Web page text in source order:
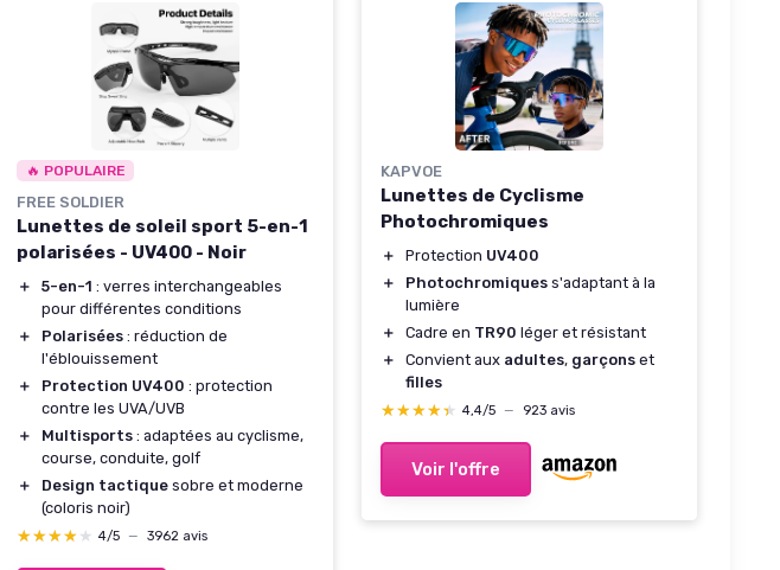
🔥 POPULAIRE
FREE SOLDIER
Lunettes de soleil sport 5-en-1
polarisées - UV400 - Noir
＋ 5-en-1 : verres interchangeables
pour différentes conditions
＋
Polarisées : réduction de
l'éblouissement
＋
Protection UV400 : protection
contre les UVA/UVB
＋
Multisports : adaptées au cyclisme,
course, conduite, golf
＋
Design tactique sobre et moderne
(coloris noir)
★★★★★
★★★★★ 4/5 — 3962 avis
KAPVOE
Lunettes de Cyclisme
Photochromiques
＋ Protection UV400
＋
Photochromiques s'adaptant à la
lumière
＋
Cadre en TR90 léger et résistant
＋
Convient aux adultes, garçons et
filles
★★★★★
★★★★★ 4,4/5 — 923 avis
Voir l'offre